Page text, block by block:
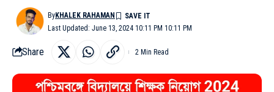
Last Updated: June 13, 2024 10:11 PM 10:11 PM
ByKHALEK RAHAMAN
Share 2 Min Read